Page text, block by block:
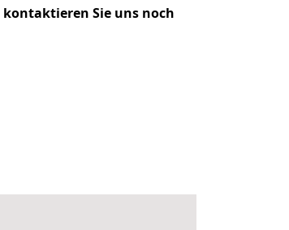
kontaktieren Sie uns noch